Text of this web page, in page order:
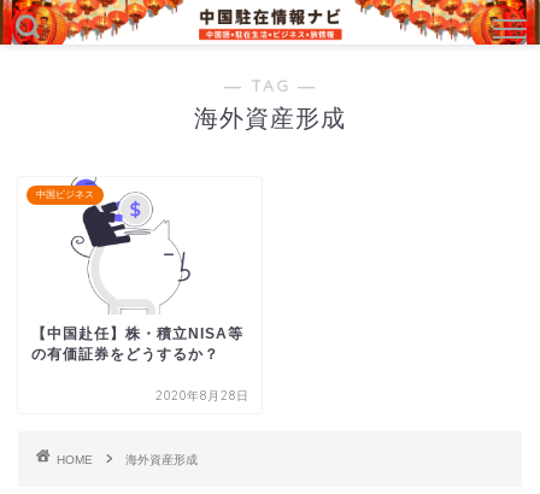
― TAG ―
海外資産形成
中国ビジネス
【中国赴任】株・積立NISA等
の有価証券をどうするか？
2020年8月28日
HOME 海外資産形成